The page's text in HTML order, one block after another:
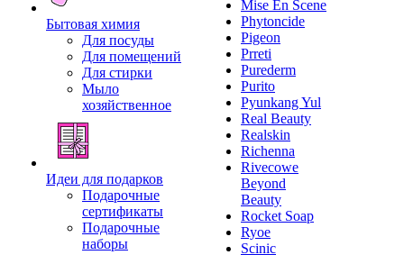
Бытовая химия
Для посуды
Для помещений
Для стирки
Мыло
хозяйственное
Идеи для подарков
Подарочные
сертификаты
Подарочные
наборы
Mise En Scene
Phytoncide
Pigeon
Prreti
Purederm
Purito
Pyunkang Yul
Real Beauty
Realskin
Richenna
Rivecowe
Beyond
Beauty
Rocket Soap
Ryoe
Scinic